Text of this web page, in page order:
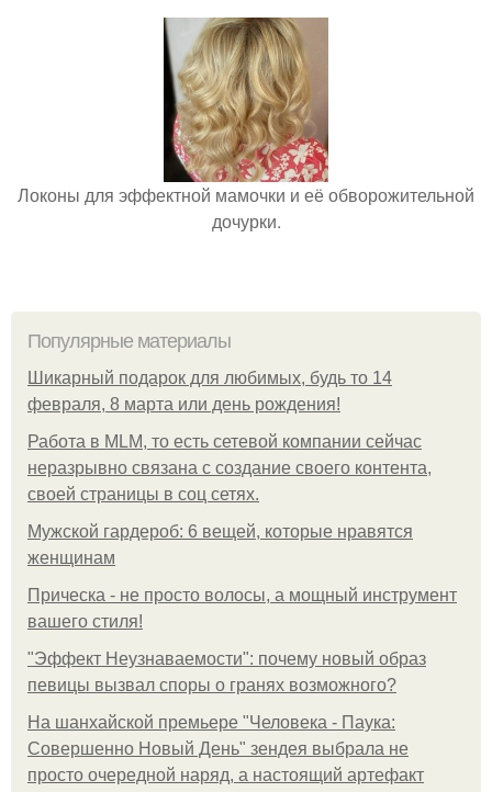
Локоны для эффектной мамочки и её обворожительной
дочурки.
Популярные материалы
Шикарный подарок для любимых, будь то 14
февраля, 8 марта или день рождения!
Работа в MLM, то есть сетевой компании сейчас
неразрывно связана с создание своего контента,
своей страницы в соц сетях.
Мужской гардероб: 6 вещей, которые нравятся
женщинам
Прическа - не просто волосы, а мощный инструмент
вашего стиля!
"Эффект Неузнаваемости": почему новый образ
певицы вызвал споры о гранях возможного?
На шанхайской премьере "Человека - Паука:
Совершенно Новый День" зендея выбрала не
просто очередной наряд, а настоящий артефакт